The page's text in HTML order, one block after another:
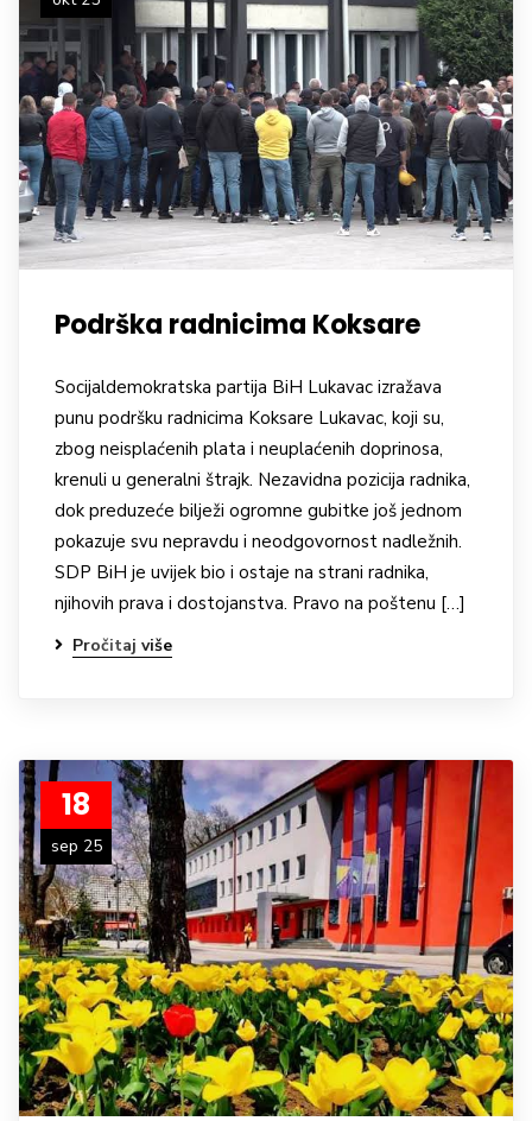
Podrška radnicima Koksare
Socijaldemokratska partija BiH Lukavac izražava
punu podršku radnicima Koksare Lukavac, koji su,
zbog neisplaćenih plata i neuplaćenih doprinosa,
krenuli u generalni štrajk. Nezavidna pozicija radnika,
dok preduzeće bilježi ogromne gubitke još jednom
pokazuje svu nepravdu i neodgovornost nadležnih.
SDP BiH je uvijek bio i ostaje na strani radnika,
njihovih prava i dostojanstva. Pravo na poštenu […]
Pročitaj više
18
sep 25